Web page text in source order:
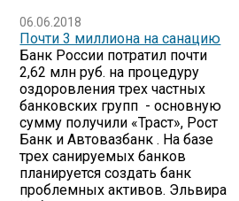
06.06.2018
Почти 3 миллиона на санацию
Банк России потратил почти
2,62 млн руб. на процедуру
оздоровления трех частных
банковских групп - основную
сумму получили «Траст», Рост
Банк и Автовазбанк . На базе
трех санируемых банков
планируется создать банк
проблемных активов. Эльвира